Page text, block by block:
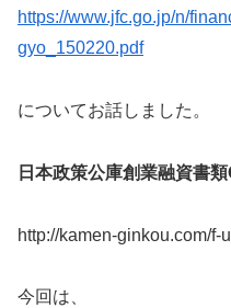
https://www.jfc.go.jp/n/
gyo_150220.pdf
についてお話しました。
日本政策公庫創業融資書
http://kamen-ginkou.com/f-
今回は、